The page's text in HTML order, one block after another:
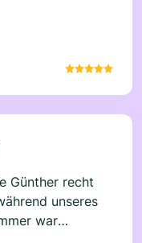
Günther recht
unseres
war